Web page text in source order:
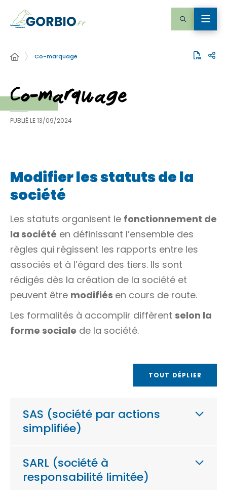
Co-marquage
Co-marquage
PUBLIÉ LE13/09/2024
Modifier les statuts de la
société
Les statuts organisent le fonctionnement de
la société en définissant l’ensemble des
règles qui régissent les rapports entre les
associés et à l’égard des tiers. Ils sont
rédigés dès la création de la société et
peuvent être modifiés en cours de route.
Les formalités à accomplir diffèrent selon la
forme sociale de la société.
TOUT DÉPLIER
SAS (société par actions
simplifiée)
SARL (société à
responsabilité limitée)